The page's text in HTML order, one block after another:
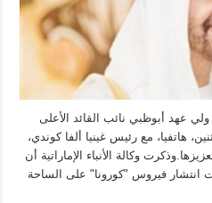
عهد أبوظبي نائب القائد الأعلى
هاتفيا، مع رئيس غينيا ألفا كوندي،
وكالة الأنباء الإماراتية أن
انتشار فيروس "كورونا" على الساحة